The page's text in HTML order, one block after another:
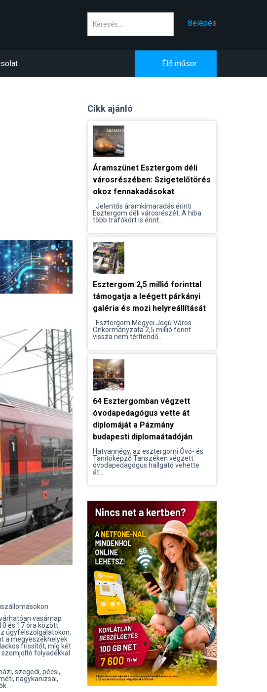
Belépés
Élő műsor
vasárnap
és 17 óra között
ügyfélszolgálatokon,
a megyeszékhelyek
frissítőt, míg két
folyadékkal
szegedi, pécsi,
nagykanizsai,
Cikk ajánló
Áramszünet Esztergom déli
városrészében: Szigetelőtörés
okoz fennakadásokat
Jelentős áramkimaradás érinti
Esztergom déli városrészét. A hiba
több trafókört is érint...
Esztergom 2,5 millió forinttal
támogatja a leégett párkányi
galéria és mozi helyreállítását
Esztergom Megyei Jogú Város
Önkormányzata 2,5 millió forint
vissza nem térítendő...
64 Esztergomban végzett
óvodapedagógus vette át
diplomáját a Pázmány
budapesti diplomaátadóján
Hatvannégy, az esztergomi Óvó- és
Tanítóképző Tanszéken végzett
óvodapedagógus hallgató vehette
át...